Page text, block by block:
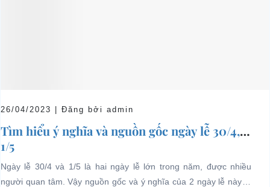
26/04/2023 | Đăng bởi admin
Tìm hiểu ý nghĩa và nguồn gốc ngày lễ 30/4,
1/5
Ngày lễ 30/4 và 1/5 là hai ngày lễ lớn trong năm, được nhiều
người quan tâm. Vậy nguồn gốc và ý nghĩa của 2 ngày lễ này là